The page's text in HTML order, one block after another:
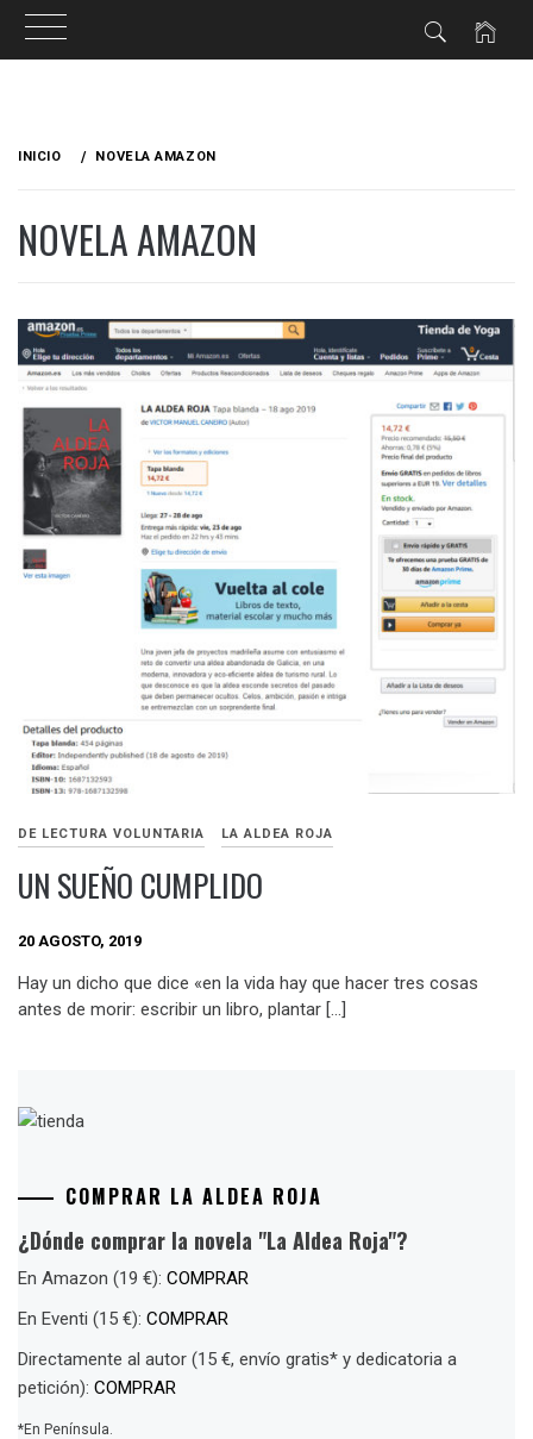
INICIO NOVELA AMAZON
NOVELA AMAZON
DE LECTURA VOLUNTARIA LA ALDEA ROJA
UN SUEÑO CUMPLIDO
20 AGOSTO, 2019
Hay un dicho que dice «en la vida hay que hacer tres cosas
antes de morir: escribir un libro, plantar […]
COMPRAR LA ALDEA ROJA
¿Dónde comprar la novela "La Aldea Roja"?
En Amazon (19 €): COMPRAR
En Eventi (15 €): COMPRAR
Directamente al autor (15 €, envío gratis* y dedicatoria a
petición): COMPRAR
*En Península.